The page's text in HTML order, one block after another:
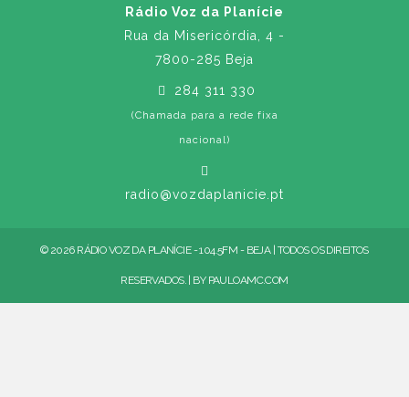
Rádio Voz da Planície
Rua da Misericórdia, 4 -
7800-285 Beja
284 311 330
(Chamada para a rede fixa
nacional)
radio@vozdaplanicie.pt
© 2026 RÁDIO VOZ DA PLANÍCIE - 104.5FM - BEJA | TODOS OS DIREITOS
RESERVADOS. | BY PAULOAMC.COM